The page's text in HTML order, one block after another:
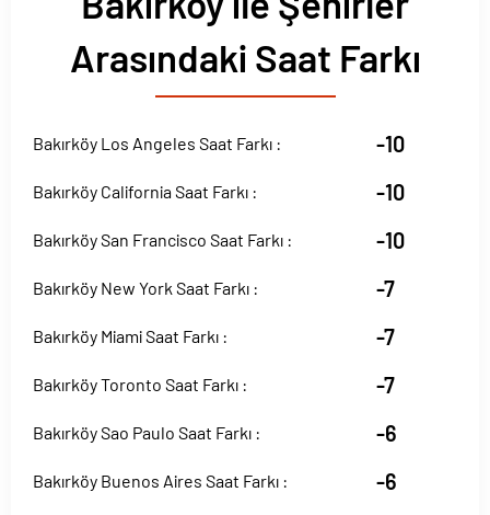
Arasındaki Saat Farkı
Bakırköy Los Angeles Saat Farkı : -10
Bakırköy California Saat Farkı : -10
Bakırköy San Francisco Saat Farkı : -10
Bakırköy New York Saat Farkı : -7
Bakırköy Miami Saat Farkı : -7
Bakırköy Toronto Saat Farkı : -7
Bakırköy Sao Paulo Saat Farkı : -6
Bakırköy Buenos Aires Saat Farkı : -6